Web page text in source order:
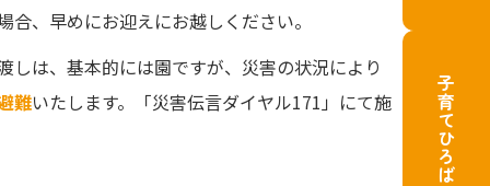
合、早めにお迎えにお越しください。
しは、基本的には園ですが、災害の状況により
難いたします。「災害伝言ダイヤル171」にて施
子育てひろば